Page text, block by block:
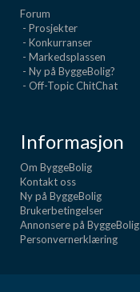
Forum
- Prosjekter
- Konkurranser
- Markedsplassen
- Ny på ByggeBolig?
- Off-Topic ChitChat
Informasjon
Om ByggeBolig
Kontakt oss
Ny på ByggeBolig
Brukerbetingelser
Annonsere på ByggeBolig
Personvernerklæring